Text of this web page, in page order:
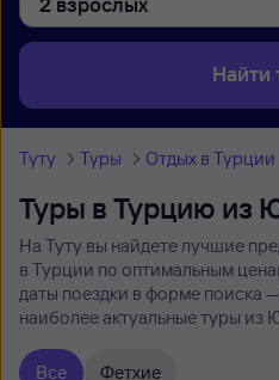
Найти
Туту Туры Отдых в Турции
Туры в Турцию из
На Туту вы найдете лучшие
в Турции по оптимальным
даты поездки в форме поиска
наиболее актуальные туры из
Все Фетхие